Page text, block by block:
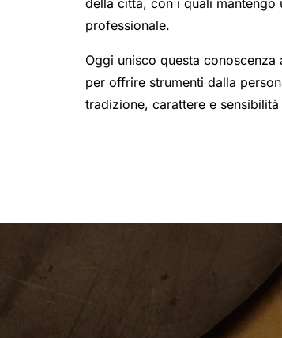
professionale.
Oggi unisco questa conoscenza
per offrire strumenti dalla
tradizione, carattere e